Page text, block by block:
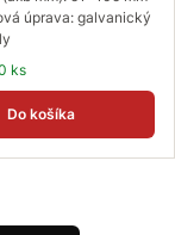
úprava: galvanický
ks
Do košíka